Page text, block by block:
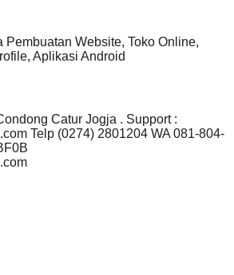
Pembuatan Website, Toko Online,
Aplikasi Android
Catur Jogja . Support :
Telp (0274) 2801204 WA 081-804-